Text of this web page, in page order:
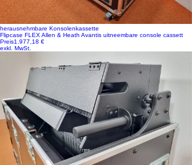
herausnehmbare Konsolenkassette
Flipcase FLEX Allen & Heath Avantis uitneembare console cassett
Preis1.977,18 €
exkl. MwSt.